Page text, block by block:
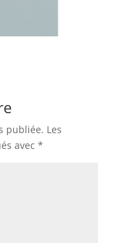
publiée. Les
avec *